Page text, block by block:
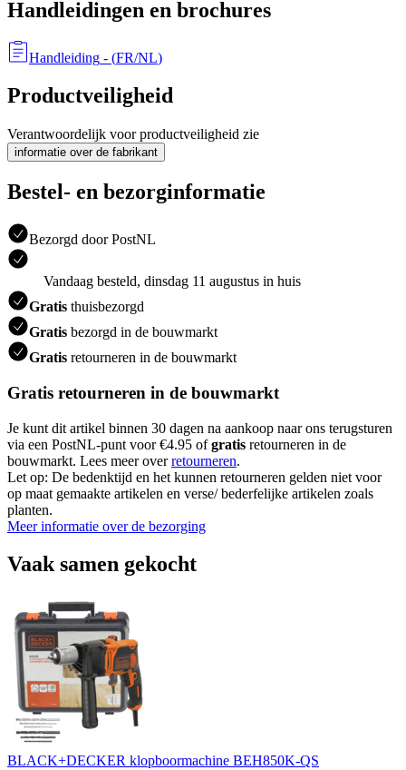
Handleidingen en brochures
Handleiding - (FR/NL)
Productveiligheid
Verantwoordelijk voor productveiligheid zie
informatie over de fabrikant
Bestel- en bezorginformatie
Bezorgd door PostNL
Vandaag besteld, dinsdag 11 augustus in huis
Gratis thuisbezorgd
Gratis bezorgd in de bouwmarkt
Gratis retourneren in de bouwmarkt
Gratis retourneren in de bouwmarkt
Je kunt dit artikel binnen 30 dagen na aankoop naar ons terugsturen
via een PostNL-punt voor €4.95 ofgratis retourneren in de
bouwmarkt. Lees meer overretourneren.
Let op: De bedenktijd en het kunnen retourneren gelden niet voor
op maat gemaakte artikelen en verse/ bederfelijke artikelen zoals
planten.
Meer informatie over de bezorging
Vaak samen gekocht
BLACK+DECKER klopboormachine BEH850K-QS